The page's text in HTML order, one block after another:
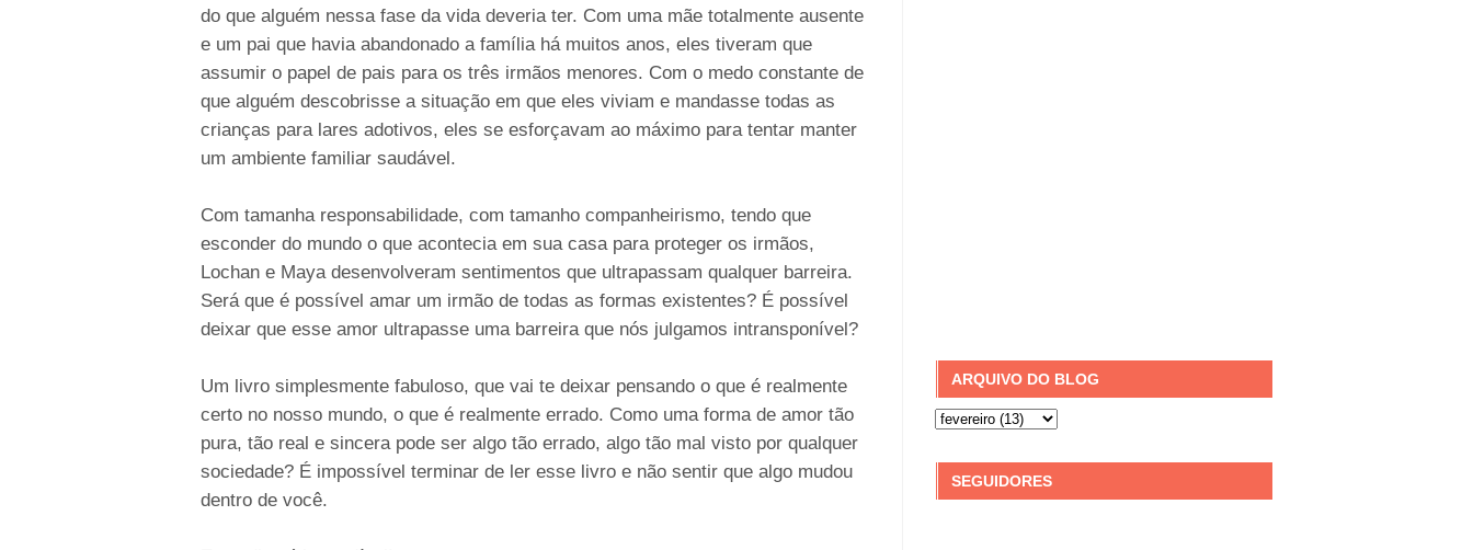
do que alguém nessa fase da vida deveria ter. Com uma mãe totalmente ausente
e um pai que havia abandonado a família há muitos anos, eles tiveram que
assumir o papel de pais para os três irmãos menores. Com o medo constante de
que alguém descobrisse a situação em que eles viviam e mandasse todas as
crianças para lares adotivos, eles se esforçavam ao máximo para tentar manter
um ambiente familiar saudável.
Com tamanha responsabilidade, com tamanho companheirismo, tendo que
esconder do mundo o que acontecia em sua casa para proteger os irmãos,
Lochan e Maya desenvolveram sentimentos que ultrapassam qualquer barreira.
Será que é possível amar um irmão de todas as formas existentes? É possível
deixar que esse amor ultrapasse uma barreira que nós julgamos intransponível?
Um livro simplesmente fabuloso, que vai te deixar pensando o que é realmente
certo no nosso mundo, o que é realmente errado. Como uma forma de amor tão
pura, tão real e sincera pode ser algo tão errado, algo tão mal visto por qualquer
sociedade? É impossível terminar de ler esse livro e não sentir que algo mudou
dentro de você.
ARQUIVO DO BLOG
SEGUIDORES